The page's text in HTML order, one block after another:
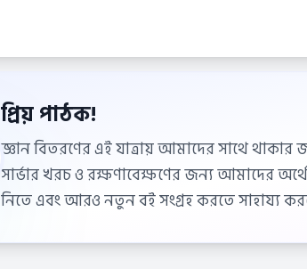
প্রিয় পাঠক!
জ্ঞান বিতরণের এই যাত্রায় আমাদের সাথে থাকার
সার্ভার খরচ ও রক্ষণাবেক্ষণের জন্য আমাদের
নিতে এবং আরও নতুন বই সংগ্রহ করতে সাহায্য